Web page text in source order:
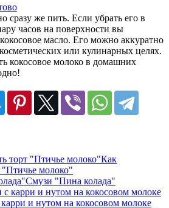
сразу же пить. Если убрать его в
часов на поверхности вы
масло. Его можно аккуратно
или кулинарных целях.
кокосовое молоко в домашних
Как
"Птичье молоко"
Смузи "Пина колада"
и нутом на кокосовом молоке